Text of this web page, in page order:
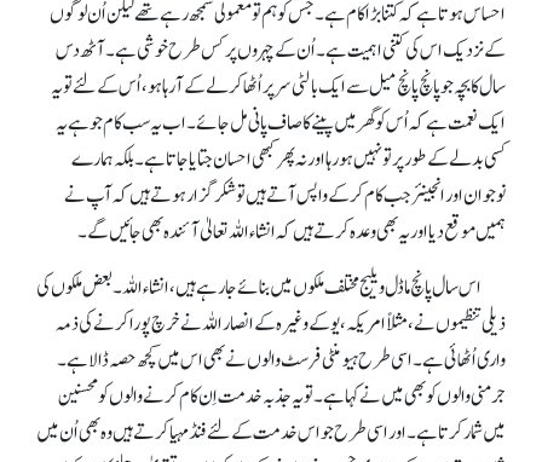
احساس ہوتا ہے کہ کتنا بڑا کام ہے۔ جس کو ہم تو معمولی سمجھ رہے تھے لیکن اُن لوگوں
کے نزدیک اس کی کتنی اہمیت ہے۔ اُن کے چہروں پر کس طرح خوشی ہے۔ آٹھ دس
سال کا بچہ جو پانچ پانچ میل سے ایک بالٹی سر پر اُٹھا کر لے کے آ رہا ہو، اُس کے لئے تو یہ
ایک نعمت ہے کہ اُس کو گھر میں پینے کا صاف پانی مل جائے۔ اب یہ سب کام جو ہے یہ
کسی بدلے کے طور پر تو نہیں ہو رہا اور نہ پھر کبھی احسان جتایا جاتا ہے۔ بلکہ ہمارے
نوجوان اور انجینئر جب کام کر کے واپس آتے ہیں تو شکر گزار ہوتے ہیں کہ آپ نے
ہمیں موقع دیا اور یہ بھی وعدہ کرتے ہیں کہ انشاء اللہ تعالیٰ آئندہ بھی جائیں گے۔
اس سال پانچ ماڈل ویلیج مختلف ملکوں میں بنائے جا رہے ہیں، انشاء اللہ۔ بعض ملکوں کی
ذیلی تنظیموں نے، مثلاً امریکہ، یوکے وغیرہ کے انصار اللہ نے خرچ پورا کرنے کی ذمہ
واری اُٹھائی ہے۔ اسی طرح ہیومنٹی فرسٹ والوں نے بھی اس میں کچھ حصہ ڈالا ہے۔
جرمنی والوں کو بھی میں نے کہا ہے۔ تو یہ جذبہ خدمت اِن کام کرنے والوں کو محسنین
میں شمار کرتا ہے۔ اور اسی طرح جو اس خدمت کے لئے فنڈ مہیا کرتے ہیں وہ بھی اُن میں